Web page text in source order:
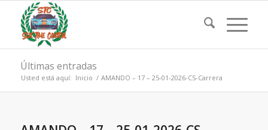
Últimas entradas
Usted está aquí: Inicio / AMANDO – 17 – 25-01-2026-CS-Carrera